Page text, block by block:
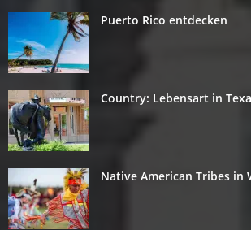
Puerto Rico entdecken
Country: Lebensart in
Native American Tribes in